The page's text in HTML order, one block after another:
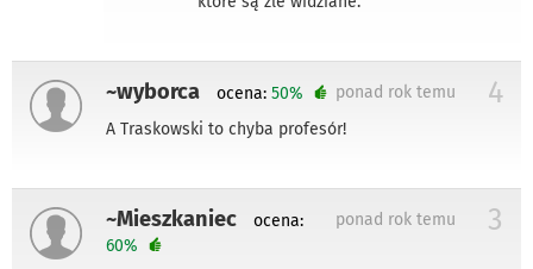
~wyborca 4
ponad rok temu
ocena: 50%
A Traskowski to chyba profesór!
~Mieszkaniec 3
ponad rok temu
ocena:
60%